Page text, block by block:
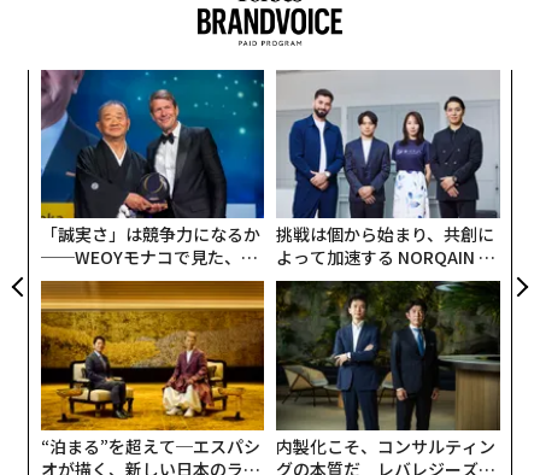
ChatGPTを使ったリサーチ、代替案を提案する
面接準備の第一歩は、業界、市場、会社、仕事について
調べることだ。ChatGPTはこれらすべてのリサーチを手
助けすることができる。
「誠実さ」は競争力になるか
──WEOYモナコで見た、く
ら寿司の経営哲学
挑戦は個から始まり、共創に
よって加速する NORQAIN JA
PAN 特別座談会
“泊まる”を超えて─エスパシ
オが描く、新しい日本のラグ
内製化こそ、コンサルティン
グの本質だ レバレジーズが